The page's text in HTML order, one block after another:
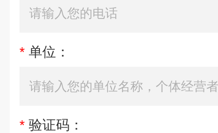
* 单位：
* 验证码：